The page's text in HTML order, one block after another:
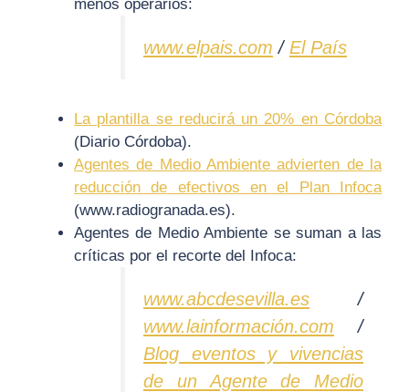
menos operarios:
www.elpais.com / El País
La plantilla se reducirá un 20% en Córdoba
(Diario Córdoba).
Agentes de Medio Ambiente advierten de la
reducción de efectivos en el Plan Infoca
(www.radiogranada.es).
Agentes de Medio Ambiente se suman a las
críticas por el recorte del Infoca:
www.abcdesevilla.es /
www.lainformación.com /
Blog eventos y vivencias
de un Agente de Medio